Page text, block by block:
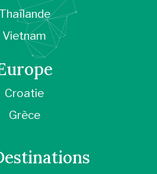
Thaïlande
Vietnam
Croatie
Grèce